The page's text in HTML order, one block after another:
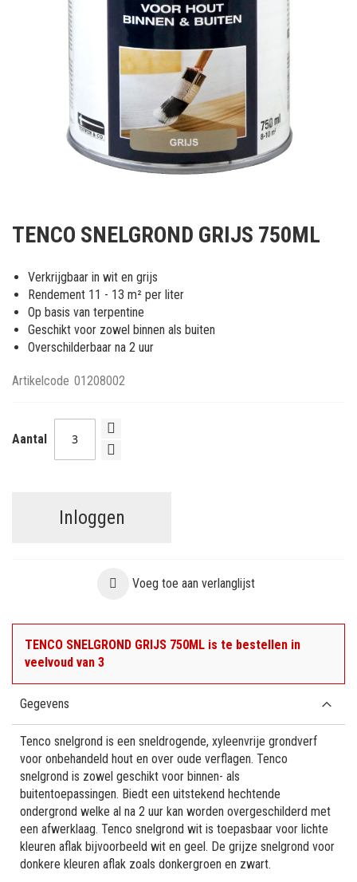
van
de
afbeeldingen-
gallerij
TENCO SNELGROND GRIJS 750ML
Verkrijgbaar in wit en grijs
Rendement 11 - 13 m² per liter
Op basis van terpentine
Geschikt voor zowel binnen als buiten
Overschilderbaar na 2 uur
Artikelcode 01208002
Aantal
Inloggen
Voeg toe aan verlanglijst
TENCO SNELGROND GRIJS 750ML is te bestellen in
veelvoud van 3
Gegevens
Tenco snelgrond is een sneldrogende, xyleenvrije grondverf
voor onbehandeld hout en over oude verflagen. Tenco
snelgrond is zowel geschikt voor binnen- als
buitentoepassingen. Biedt een uitstekend hechtende
ondergrond welke al na 2 uur kan worden overgeschilderd met
een afwerklaag. Tenco snelgrond wit is toepasbaar voor lichte
kleuren aflak bijvoorbeeld wit en geel. De grijze snelgrond voor
donkere kleuren aflak zoals donkergroen en zwart.